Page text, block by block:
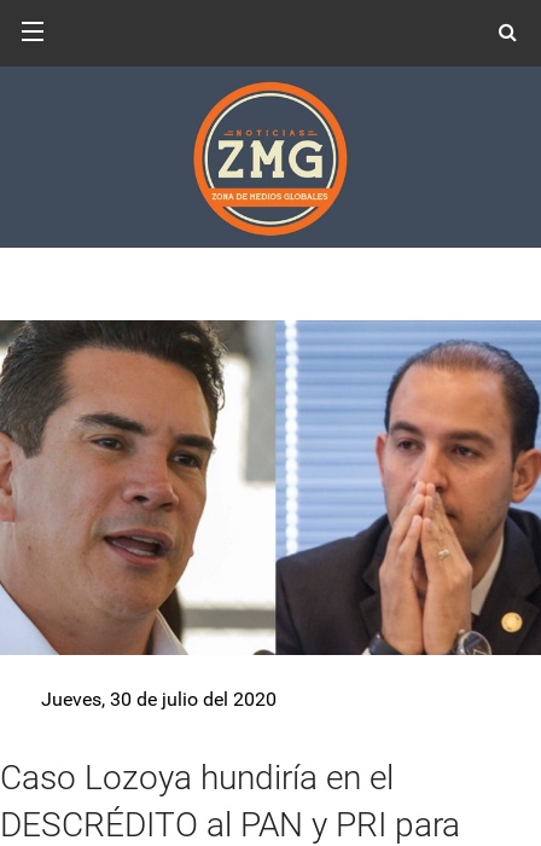
Jueves, 30 de julio del 2020
Caso Lozoya hundiría en el
DESCRÉDITO al PAN y PRI para